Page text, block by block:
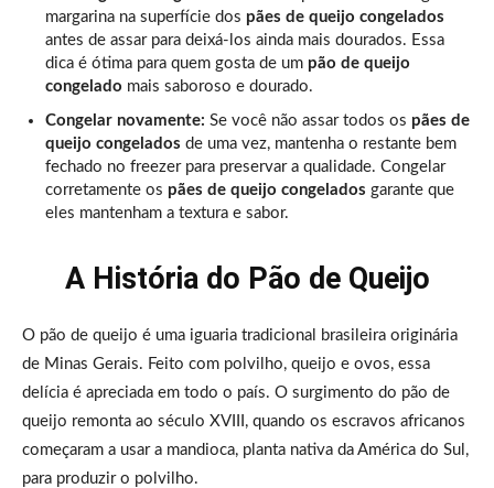
margarina na superfície dos pães de queijo congelados
antes de assar para deixá-los ainda mais dourados. Essa
dica é ótima para quem gosta de um pão de queijo
congelado mais saboroso e dourado.
Congelar novamente: Se você não assar todos os pães de
queijo congelados de uma vez, mantenha o restante bem
fechado no freezer para preservar a qualidade. Congelar
corretamente os pães de queijo congelados garante que
eles mantenham a textura e sabor.
A História do Pão de Queijo
O pão de queijo é uma iguaria tradicional brasileira originária
de Minas Gerais. Feito com polvilho, queijo e ovos, essa
delícia é apreciada em todo o país. O surgimento do pão de
queijo remonta ao século XVIII, quando os escravos africanos
começaram a usar a mandioca, planta nativa da América do Sul,
para produzir o polvilho.